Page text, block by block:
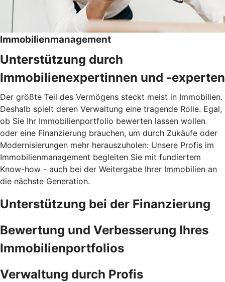
Immobilienmanagement
Unterstützung durch
Immobilienexpertinnen und -experten
Der größte Teil des Vermögens steckt meist in Immobilien.
Deshalb spielt deren Verwaltung eine tragende Rolle. Egal,
ob Sie Ihr Immobilienportfolio bewerten lassen wollen
oder eine Finanzierung brauchen, um durch Zukäufe oder
Modernisierungen mehr herauszuholen: Unsere Profis im
Immobilienmanagement begleiten Sie mit fundiertem
Know-how - auch bei der Weitergabe Ihrer Immobilien an
die nächste Generation.
Unterstützung bei der Finanzierung
Bewertung und Verbesserung Ihres
Immobilienportfolios
Verwaltung durch Profis